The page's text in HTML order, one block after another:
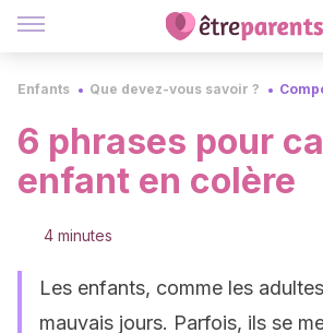
Enfants Que devez-vous savoir ?
6 phrases pour
enfant en colère
4 minutes
Les enfants, comme les
mauvais jours. Parfois, ils se